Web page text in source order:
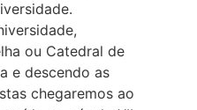
ou Catedral de
e descendo as
chegaremos ao